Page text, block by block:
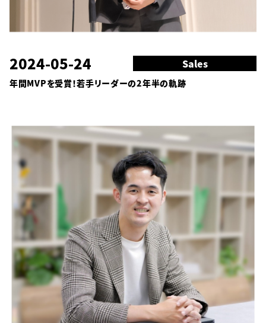
2024-05-24 Sales
年間MVPを受賞！若手リーダーの2年半の軌跡